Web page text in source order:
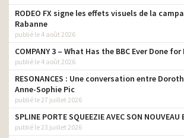
RODEO FX signe les effets visuels de la
Rabanne
publié le 4 août 2026
COMPANY 3 – What Has the BBC Ever Done for
publié le 4 août 2026
RESONANCES : Une conversation entre
Anne-Sophie Pic
publié le 27 juillet 2026
SPLINE PORTE SQUEEZIE AVEC SON
publié le 23 juillet 2026